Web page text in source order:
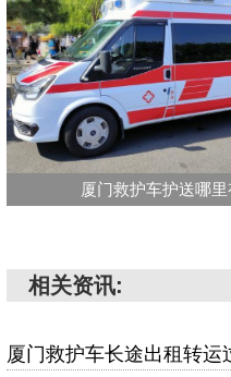
厦门救护车护送哪里
相关资讯:
厦门救护车长途出租转运